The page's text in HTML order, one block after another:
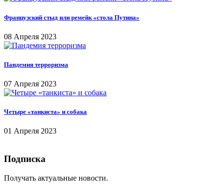
Французский стыд или ремейк «стола Путина»
08 Апреля 2023
Пандемия терроризма
07 Апреля 2023
Четыре «танкиста» и собака
01 Апреля 2023
Подписка
Получать актуальные новости.